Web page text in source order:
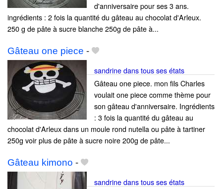
d'anniversaire pour ses 3 ans.
ingrédients : 2 fois la quantité du gâteau au chocolat d'Arleux.
250 g de pâte à sucre blanche 250g de pâte à...
Gâteau one piece -
sandrine dans tous ses états
Gâteau one piece. mon fils Charles
voulait one piece comme thème pour
son gâteau d'anniversaire. Ingrédients
: 3 fois la quantité du gâteau au
chocolat d'Arleux dans un moule rond nutella ou pâte à tartiner
250g voir plus de pâte à sucre noire 200g de pâte...
Gâteau kimono -
sandrine dans tous ses états